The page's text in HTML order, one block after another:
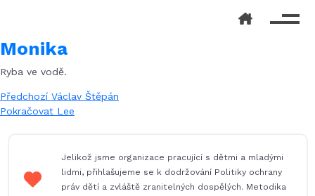
Monika
Ryba ve vodě.
Navigace
pro
Předchozí Předchozí
příspěvek:
Václav Štěpán
Pokračovat Následující
Lee
Jelikož jsme organizace pracující s dětmi a mladými
lidmi, přihlašujeme se k dodržování Politiky ochrany
práv dětí a zvláště zranitelných dospělých. Metodika